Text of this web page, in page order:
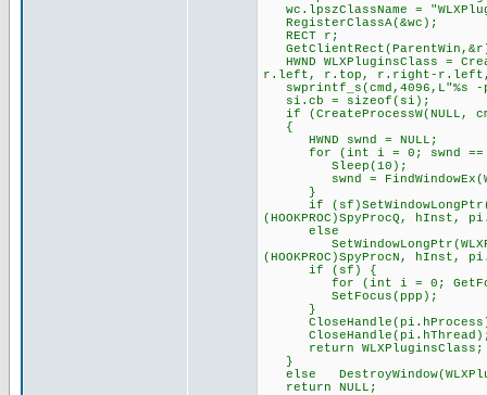
wc.lpszClassName =
RegisterClassA(&wc);
RECT r;
HWND WLXPluginsClass =
r.left, r.top, r.right-
swprintf_s(cmd,4096,L"%s -
si.cb = sizeof(si);
if (CreateProcessW(NULL,
{
HWND swnd = NULL;
for (int i = 0; swnd ==
Sleep(10);
swnd =
}
if
(HOOKPROC)SpyProcQ, hInst,
else
(HOOKPROC)SpyProcN, hInst,
if (sf) {
for (int i = 0;
SetFocus(ppp);
}
return WLXPluginsClass;
}
else
return NULL;